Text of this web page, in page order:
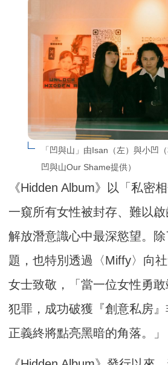
「凹與山」由Isan（左）與小凹
凹與山Our Shame提供）
《Hidden Album》以「私密
一窺所有女性被封存、難以啟
解放潛意識心中最深慾望。
題，也特別透過〈Miffy〉向
女士致敬，「當一位女性勇
犯罪，成功破獲『創意私房』
正義終將點亮黑暗的角落。」